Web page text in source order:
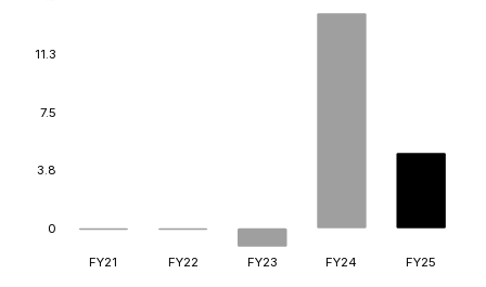
0
3.8
7.5
11.3
FY21 FY22 FY23 FY24 FY25